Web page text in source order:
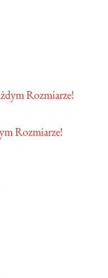
Rozmiarze!